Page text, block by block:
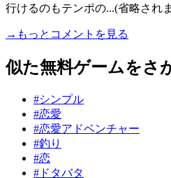
行けるのもテンポの...(省略され
→もっとコメントを見る
似た無料ゲームをさ
#シンプル
#恋愛
#恋愛アドベンチャー
#釣り
#恋
#ドタバタ